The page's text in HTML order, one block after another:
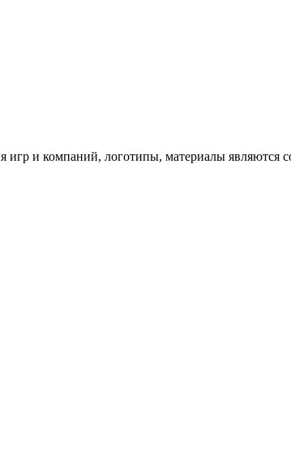
игр и компаний, логотипы, материалы являются